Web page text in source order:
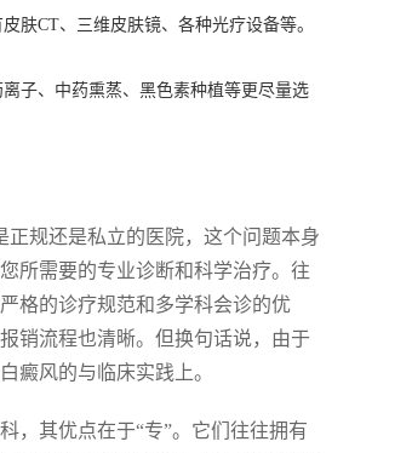
肤CT、三维皮肤镜、各种光疗设备等。
子、中药熏蒸、黑色素种植等更尽量选
规还是私立的医院，这个问题本身
所需要的专业诊断和科学治疗。往
格的诊疗规范和多学科会诊的优
销流程也清晰。但换句话说，由于
癜风的与临床实践上。
，其优点在于“专”。它们往往拥有